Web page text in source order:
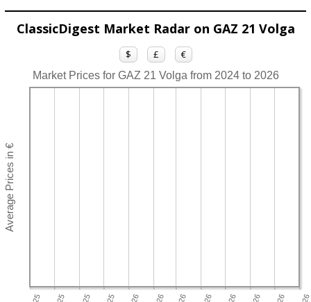
ClassicDigest Market Radar on GAZ 21 Volga
$ £ €
Market Prices for GAZ 21 Volga from 2024 to 2026